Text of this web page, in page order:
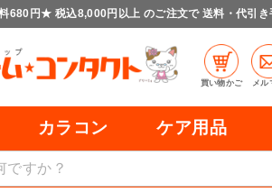
680円★ 税込8,000円以上 のご注文で 送料・代引き
買い物かご メル
カラコン ケア用品